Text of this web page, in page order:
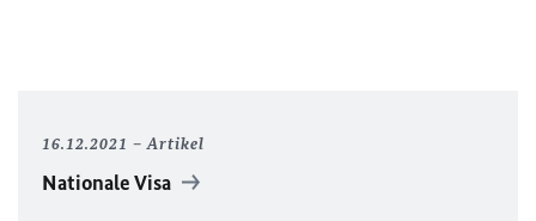
16.12.2021 Artikel
Nationale Visa